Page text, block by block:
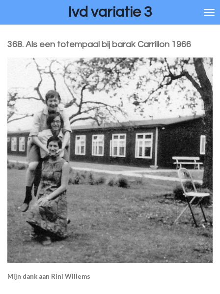
de
Ivd variatie 3
368. Als een totempaal bij barak Carrillon 1966
Mijn dank aan Rini Willems